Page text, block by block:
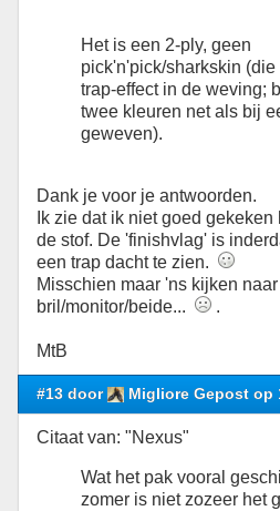
Het is een 2-ply, geen
pick'n'pick/sharkskin (die
trap-effect in de weving;
twee kleuren net als bij
geweven).
Dank je voor je antwoorden.
Ik zie dat ik niet goed
de stof. De 'finishvlag' is
een trap dacht te zien.
Misschien maar 'ns kijken
bril/monitor/beide...
.
MtB
#13 door Migliore Gepost op
Citaat van: "Nexus"
Wat het pak vooral
zomer is niet zozeer het